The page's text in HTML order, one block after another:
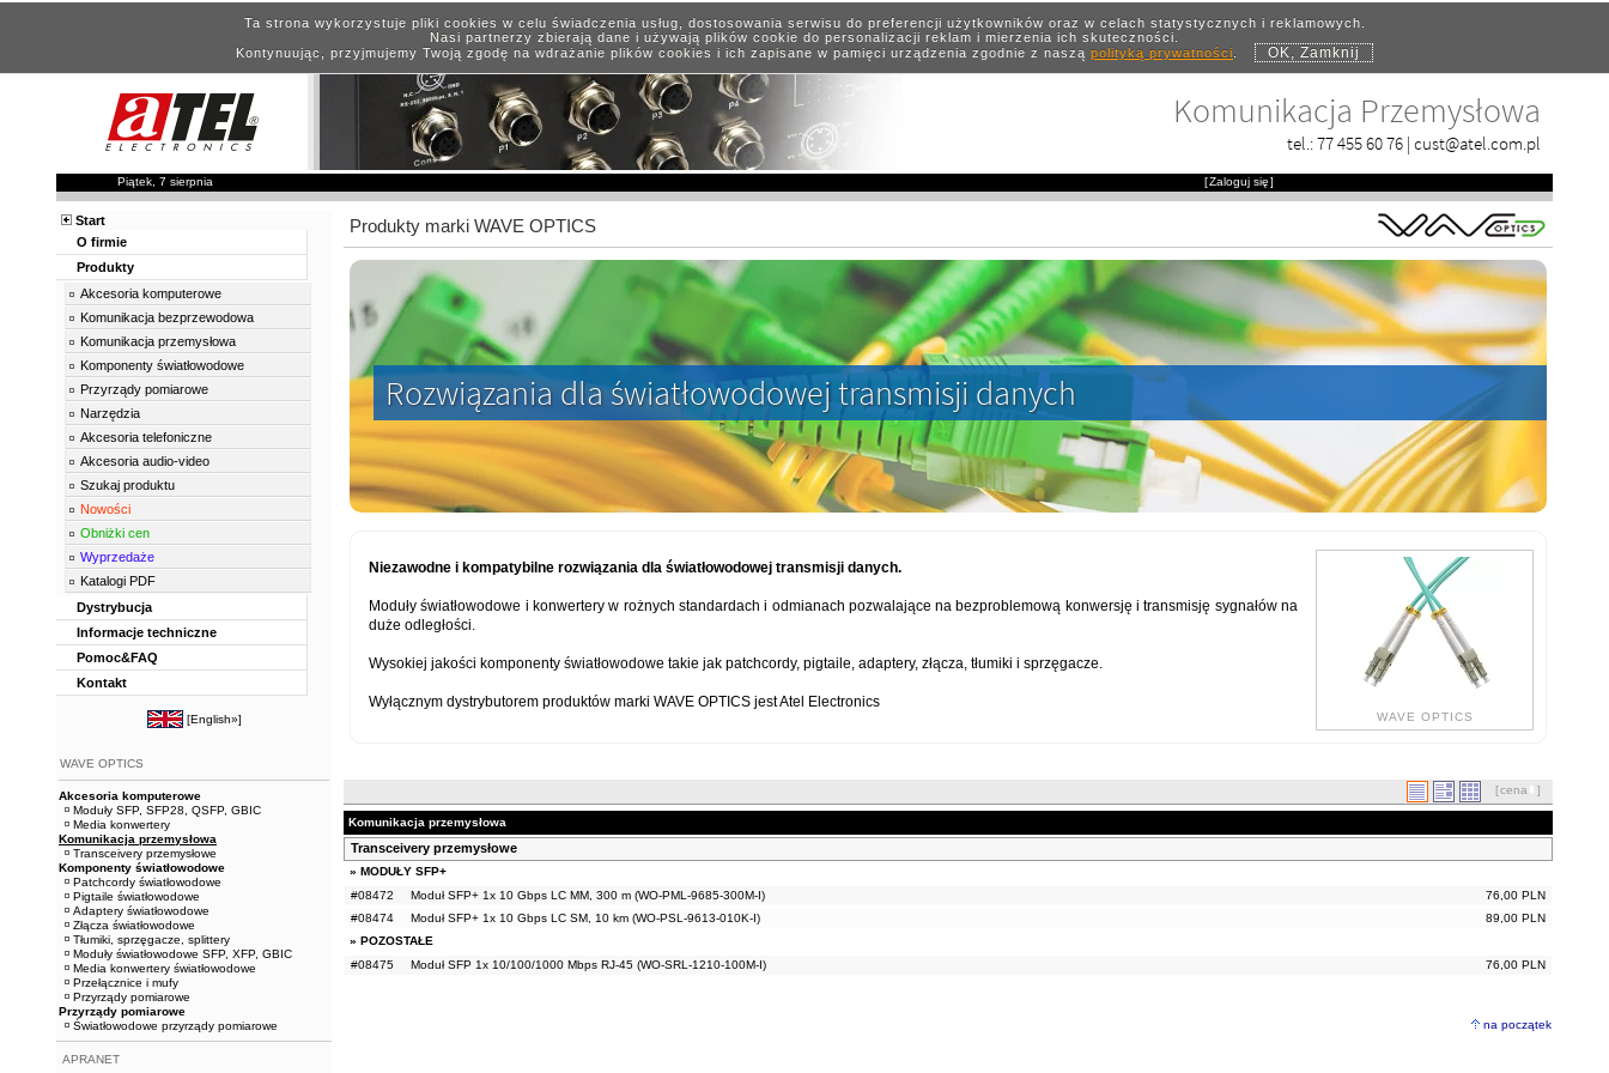
Ta strona wykorzystuje pliki cookies w celu świadczenia usług, dostosowania serwisu do preferencji użytkowników oraz w celach statystycznych i reklamowych.
Nasi partnerzy zbierają dane i używają plików cookie do personalizacji reklam i mierzenia ich skuteczności.
Kontynuując, przyjmujemy Twoją zgodę na wdrażanie plików cookies i ich zapisane w pamięci urządzenia zgodnie z naszą polityką prywatności. OK, Zamknij
Komunikacja Przemysłowa
tel.:77 455 60 76 | cust@atel.com.pl
Piątek, 7 sierpnia [Zaloguj się]
Produkty marki WAVE OPTICS
Rozwiązania dla światłowodowej transmisji danych
WAVE OPTICS
Niezawodne i kompatybilne rozwiązania dla światłowodowej transmisji danych.
Moduły światłowodowe i konwertery w rożnych standardach i odmianach pozwalające na bezproblemową konwersję i transmisję sygnałów na
duże odległości.
Wysokiej jakości komponenty światłowodowe takie jak patchcordy, pigtaile, adaptery, złącza, tłumiki i sprzęgacze.
Wyłącznym dystrybutorem produktów marki WAVE OPTICS jest Atel Electronics
[cena ]
Komunikacja przemysłowa
Transceivery przemysłowe
» MODUŁY SFP+
76,00 PLN
#08472
Moduł SFP+ 1x 10 Gbps LC MM, 300 m (WO-PML-9685-300M-I)
89,00 PLN
#08474
Moduł SFP+ 1x 10 Gbps LC SM, 10 km (WO-PSL-9613-010K-I)
» POZOSTAŁE
76,00 PLN
#08475 Moduł SFP 1x 10/100/1000 Mbps RJ-45 (WO-SRL-1210-100M-I)
na początek
Start
O firmie
Produkty
Akcesoria komputerowe
Komunikacja bezprzewodowa
Komunikacja przemysłowa
Komponenty światłowodowe
Przyrządy pomiarowe
Narzędzia
Akcesoria telefoniczne
Akcesoria audio-video
Szukaj produktu
Nowości
Obniżki cen
Wyprzedaże
Katalogi PDF
Dystrybucja
Informacje techniczne
Pomoc&FAQ
Kontakt
[English»]
WAVE OPTICS
Akcesoria komputerowe
Moduły SFP, SFP28, QSFP, GBIC
Media konwertery
Komunikacja przemysłowa
Transceivery przemysłowe
Komponenty światłowodowe
Patchcordy światłowodowe
Pigtaile światłowodowe
Adaptery światłowodowe
Złącza światłowodowe
Tłumiki, sprzęgacze, splittery
Moduły światłowodowe SFP, XFP, GBIC
Media konwertery światłowodowe
Przełącznice i mufy
Przyrządy pomiarowe
Przyrządy pomiarowe
Światłowodowe przyrządy pomiarowe
APRANET